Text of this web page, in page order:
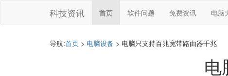
科技资讯 首页 软件问题 免费资讯 电脑
导航:首页 > 电脑设备 > 电脑只支持百兆宽带路由器千兆
电